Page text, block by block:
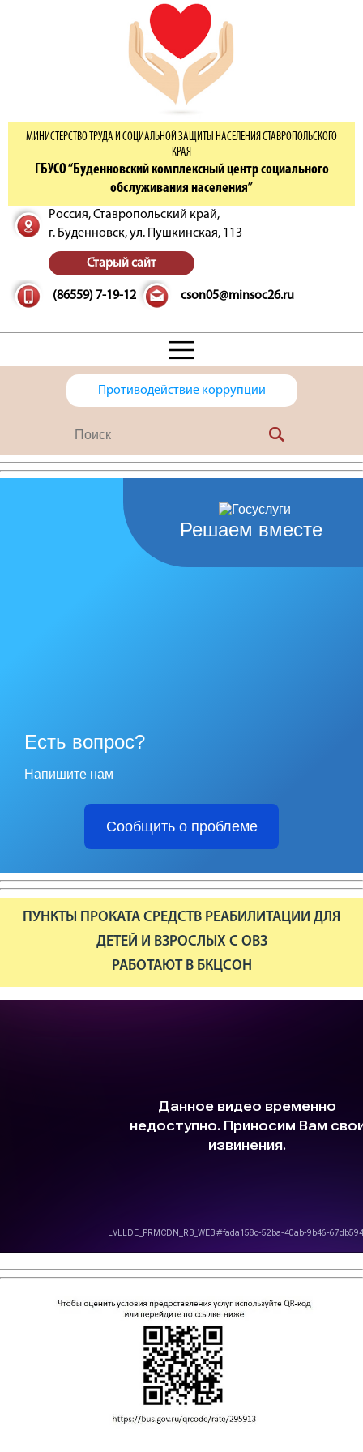
МИНИСТЕРСТВО ТРУДА И СОЦИАЛЬНОЙ ЗАЩИТЫ НАСЕЛЕНИЯ СТАВРОПОЛЬСКОГО
КРАЯ
ГБУСО “Буденновский комплексный центр социального
обслуживания населения”
Россия, Ставропольский край,
г. Буденновск,ул. Пушкинская, 113
Старый сайт
(86559) 7-19-12 cson05@minsoc26.ru
Противодействие коррупции
Решаем вместе
Есть вопрос?
Напишите нам
Сообщить о проблеме
ПУНКТЫ ПРОКАТА СРЕДСТВ РЕАБИЛИТАЦИИ ДЛЯ
ДЕТЕЙ И ВЗРОСЛЫХ С ОВЗ
РАБОТАЮТ В БКЦСОН